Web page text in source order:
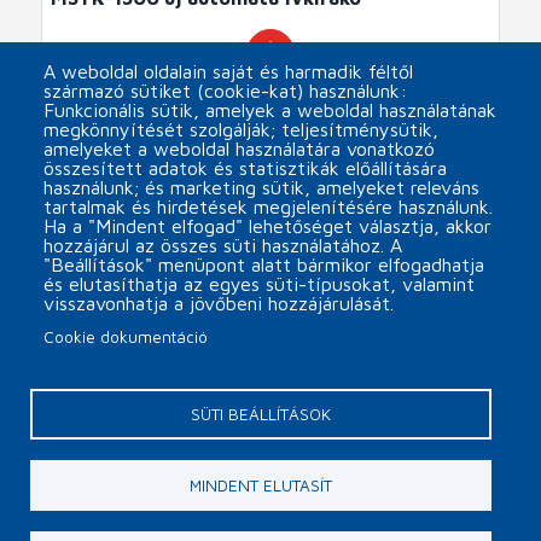
arrow_forward
Oldalszámozás
OLDAL
1
OLDAL
2
JELENLEGI
OLDAL
3
OLDAL
4
OLDAL
6
OLDAL
7
OLDAL
8
OLDAL
9 …
A weboldal oldalain saját és harmadik féltől
származó sütiket (cookie-kat) használunk:
Funkcionális sütik, amelyek a weboldal használatának
megkönnyítését szolgálják; teljesítménysütik,
amelyeket a weboldal használatára vonatkozó
összesített adatok és statisztikák előállítására
használunk; és marketing sütik, amelyeket releváns
tartalmak és hirdetések megjelenítésére használunk.
Ha a "Mindent elfogad" lehetőséget választja, akkor
hozzájárul az összes süti használatához. A
"Beállítások" menüpont alatt bármikor elfogadhatja
és elutasíthatja az egyes süti-típusokat, valamint
visszavonhatja a jövőbeni hozzájárulását.
Cookie dokumentáció
SÜTI BEÁLLÍTÁSOK
MINDENT ELUTASÍT
PätaCookie beállítások Kapcsolat
Copyright © 2026 MINOR Plus, s.r.o.
webdesign by